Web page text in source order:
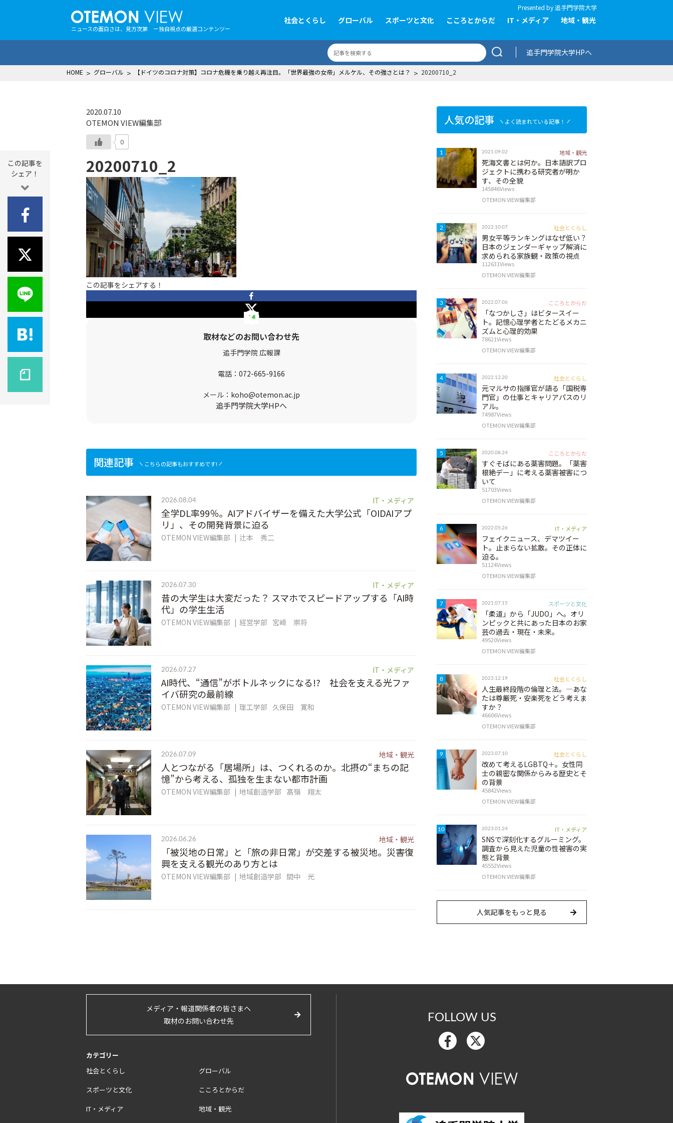
ニュースの面白さは、見方次第 ー独自視点の厳選コンテンツー
Presented by追手門学院大学
社会とくらし グローバル スポーツと文化 こころとからだ IT・メディア 地域・観光
追手門学院大学HPへ
HOME > グローバル > 【ドイツのコロナ対策】コロナ危機を乗り越え再注目。「世界最強の女帝」メルケル、その強さとは？ > 20200710_2
2020.07.10
OTEMON VIEW編集部
0
20200710_2
この記事をシェアする！
取材などのお問い合わせ先
追手門学院 広報課
電話： 072-665-9166
メール： koho@otemon.ac.jp
追手門学院大学HPへ
関連記事 こちらの記事もおすすめです!
2026.08.04 IT・メディア
全学DL率99％。AIアドバイザーを備えた大学公式「OIDAIアプ
リ」、その開発背景に迫る
OTEMON VIEW編集部 辻本 秀二
2026.07.30 IT・メディア
昔の大学生は大変だった？ スマホでスピードアップする「AI時
代」の学生生活
OTEMON VIEW編集部 経営学部 宮﨑 崇将
2026.07.27 IT・メディア
AI時代、“通信”がボトルネックになる!? 社会を支える光ファ
イバ研究の最前線
OTEMON VIEW編集部 理工学部 久保田 寛和
2026.07.09 地域・観光
人とつながる「居場所」は、つくれるのか。北摂の“まちの記
憶”から考える、孤独を生まない都市計画
OTEMON VIEW編集部 地域創造学部 髙嶺 翔太
2026.06.26 地域・観光
「被災地の日常」と「旅の非日常」が交差する被災地。災害復
興を支える観光のあり方とは
OTEMON VIEW編集部 地域創造学部 間中 光
人気の記事 よく読まれている記事！
1 2021.09.02 地域・観光
死海文書とは何か。日本語訳プロ
ジェクトに携わる研究者が明か
す、その全貌
145846Views
OTEMON VIEW編集部
2 2022.10.07 社会とくらし
男女平等ランキングはなぜ低い？
日本のジェンダーギャップ解消に
求められる家族観・政策の視点
112631Views
OTEMON VIEW編集部
3 2022.07.06 こころとからだ
「なつかしさ」はビタースイー
ト。記憶心理学者とたどるメカニ
ズムと心理的効果
78621Views
OTEMON VIEW編集部
4 2022.12.20 社会とくらし
元マルサの指揮官が語る「国税専
門官」の仕事とキャリアパスのリ
アル。
74987Views
OTEMON VIEW編集部
5 2020.08.24 こころとからだ
すぐそばにある薬害問題。「薬害
根絶デー」に考える薬害被害につ
いて
51703Views
OTEMON VIEW編集部
6 2022.05.26 IT・メディア
フェイクニュース、デマツイー
ト。止まらない拡散。その正体に
迫る。
51124Views
OTEMON VIEW編集部
7 2021.07.15 スポーツと文化
「柔道」から「JUDO」へ。オリ
ンピックと共にあった日本のお家
芸の過去・現在・未来。
49520Views
OTEMON VIEW編集部
8 2023.12.19 社会とくらし
人生最終段階の倫理と法。―あな
たは尊厳死・安楽死をどう考えま
すか？
46606Views
OTEMON VIEW編集部
9 2023.07.10 社会とくらし
改めて考えるLGBTQ＋。女性同
士の親密な関係からみる歴史とそ
の背景
45842Views
OTEMON VIEW編集部
10 2023.01.24 IT・メディア
SNSで深刻化するグルーミング。
調査から見えた児童の性被害の実
態と背景
45552Views
OTEMON VIEW編集部
人気記事をもっと見る
この記事を
シェア！
メディア・報道関係者の皆さまへ
取材のお問い合わせ先
カテゴリー
社会とくらし
グローバル
スポーツと文化
こころとからだ
IT・メディア
地域・観光
FOLLOW US